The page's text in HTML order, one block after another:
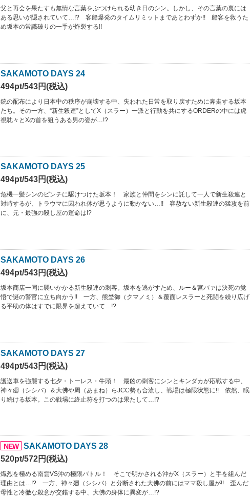
父と再会を果たすも無情な言葉をぶつけられる幼き日のシン。しかし、その言葉の裏には
ある思いが隠されていて…!? 客船爆発のタイムリミットまであとわずか!! 船客を救うた
め坂本の常識破りの一手が炸裂する!!
SAKAMOTO DAYS 24
494pt/543円(税込)
銃の配布により日本中の秩序が崩壊する中、失われた日常を取り戻すために奔走する坂本
たち。その一方、“新生殺連”としてX（スラー）一派と行動を共にするORDERの中には虎
視眈々とXの首を狙うある男の姿が…!?
SAKAMOTO DAYS 25
494pt/543円(税込)
危機一髪シンのピンチに駆けつけた坂本！ 家族と仲間をシンに託して一人で新生殺連と
対峙するが、トラウマに囚われ体が思うように動かない…!! 容赦ない新生殺連の猛攻を前
に、元・最強の殺し屋の運命は!?
SAKAMOTO DAYS 26
494pt/543円(税込)
坂本商店一同に襲いかかる新生殺連の刺客。坂本を逃がすため、ルー＆宮バァは決死の覚
悟で謎の警官に立ち向かう!! 一方、熊埜御（クマノミ）＆覆面レスラーと死闘を繰り広げ
る平助の体はすでに限界を超えていて…!?
SAKAMOTO DAYS 27
494pt/543円(税込)
護送車を強襲する七夕・トーレス・牛頭！ 最凶の刺客にシンとキンダカが応戦する中、
神々廻（シシバ）＆大佛や周（あまね）らJCC勢も合流し、戦場は極限状態に!! 依然、眠
り続ける坂本。この戦場に終止符を打つのは果たして…!?
NEW
SAKAMOTO DAYS 28
520pt/572円(税込)
熾烈を極める南雲VS沖の極限バトル！ そこで明かされる沖がX（スラー）と手を組んだ
理由とは…!? 一方、神々廻（シシバ）と分断された大佛の前にはママ殺し屋が!! 歪んだ
母性と冷徹な殺意が交錯する中、大佛の身体に異変が…!?